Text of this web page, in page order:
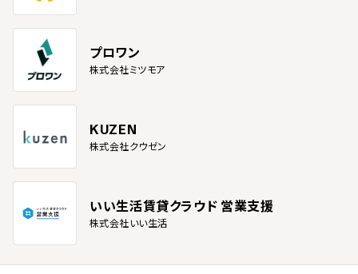
プロワン
株式会社ミツモア
KUZEN
株式会社クウゼン
いい生活賃貸クラウド 営業支援
株式会社いい生活